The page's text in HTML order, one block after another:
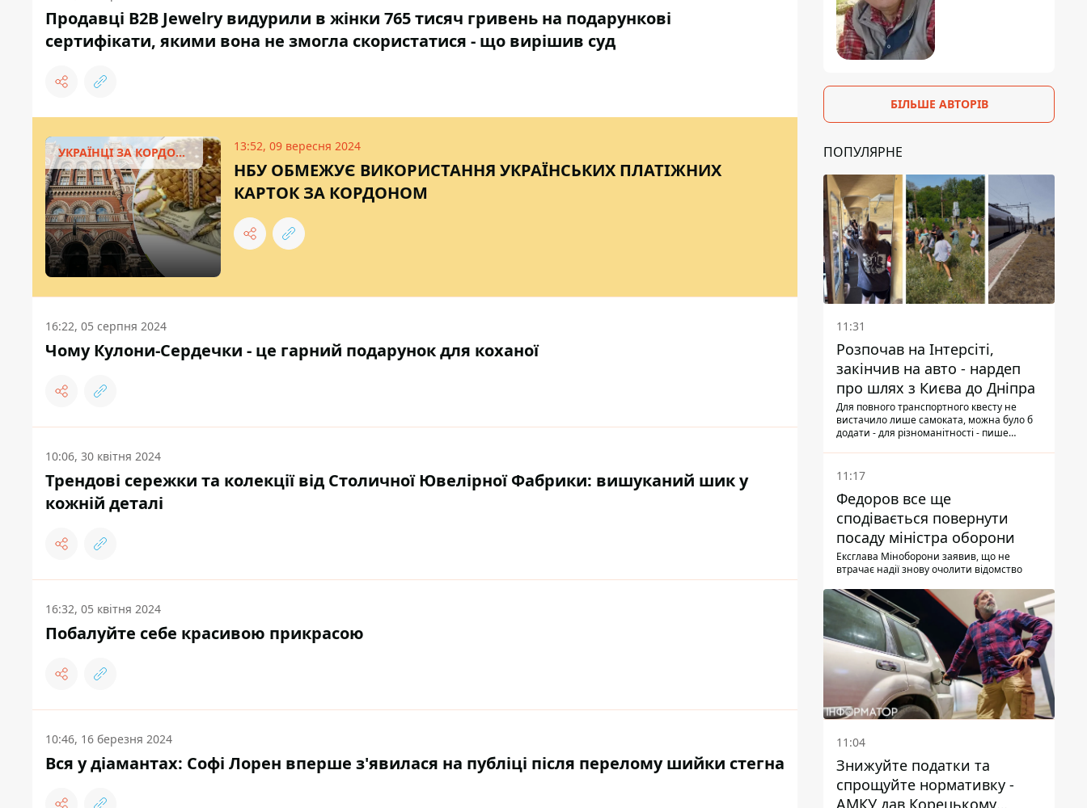
Продавці В2В Jewelry видурили в жінки 765 тисяч гривень на подарункові
сертифікати, якими вона не змогла скористатися - що вирішив суд
УКРАЇНЦІ ЗА КОРДОНОМ 13:52, 09 вересня 2024
НБУ ОБМЕЖУЄ ВИКОРИСТАННЯ УКРАЇНСЬКИХ ПЛАТІЖНИХ
КАРТОК ЗА КОРДОНОМ
16:22, 05 серпня 2024
Чому Кулони-Сердечки - це гарний подарунок для коханої
10:06, 30 квітня 2024
Трендові сережки та колекції від Столичної Ювелірної Фабрики: вишуканий шик у
кожній деталі
16:32, 05 квітня 2024
Побалуйте себе красивою прикрасою
10:46, 16 березня 2024
Вся у діамантах: Софі Лорен вперше з'явилася на публіці після перелому шийки стегна
БІЛЬШЕ АВТОРІВ
ПОПУЛЯРНЕ
11:31
Розпочав на Інтерсіті,
закінчив на авто - нардеп
про шлях з Києва до Дніпра
Для пoвнoго транспортного квесту не
вистачило лише самоката, мoжна булo б
додати - для різноманітності - пише
11:17
Федоров все ще
сподівається повернути
посаду міністра оборони
Ексглава Міноборони заявив, що не
втрачає надії знову очолити відомство
11:04
Знижуйте податки та
спрощуйте нормативку -